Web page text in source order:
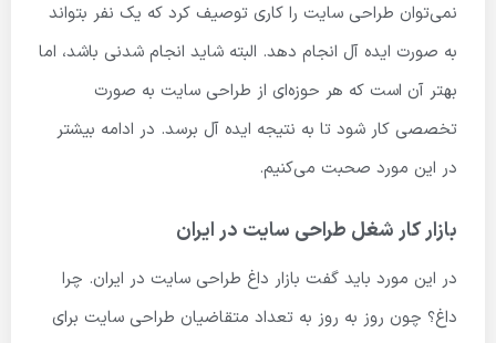
نمی‌توان طراحی سایت را کاری توصیف کرد که یک نفر بتواند
به صورت ایده آل انجام دهد. البته شاید انجام شدنی باشد، اما
بهتر آن است که هر حوزه‌ای از طراحی سایت به صورت
تخصصی کار شود تا به نتیجه ایده آل برسد. در ادامه بیشتر
در این مورد صحبت می‌کنیم.
بازار کار شغل طراحی سایت در ایران
در این مورد باید گفت بازار داغ طراحی سایت در ایران. چرا
داغ؟ چون روز به روز به تعداد متقاضیان طراحی سایت برای